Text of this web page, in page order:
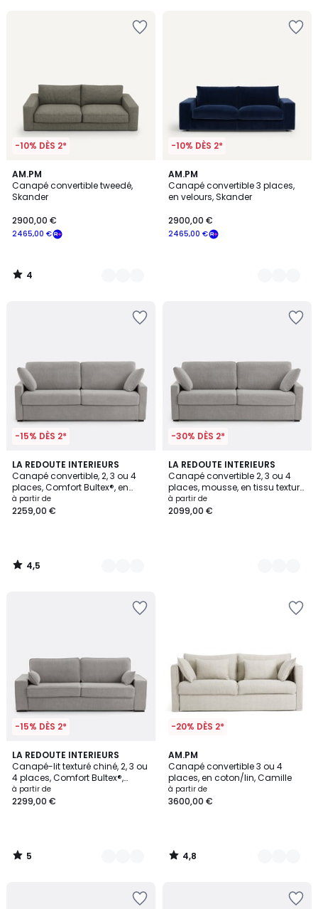
-10% DÈS 2*
AM.PM
Canapé convertible tweedé,
Skander
2465,00 €
2900,00 €
4
/
5
3
Couleurs
4
/
-10% DÈS 2*
AM.PM
Canapé convertible 3 places,
en velours, Skander
2465,00 €
2900,00 €
15
Couleurs
-15% DÈS 2*
LA REDOUTE INTERIEURS
Canapé convertible, 2, 3 ou 4
places, Comfort Bultex®, en
texturé chiné, TIMOR
à partir de
2259,00 €
4,5
/ 5
3
Couleurs
4,5
/
-30% DÈS 2*
LA REDOUTE INTERIEURS
Canapé convertible 2, 3 ou 4
places, mousse, en tissu texturé
chiné, TIMOR
à partir de
2099,00 €
3
Couleurs
-15% DÈS 2*
LA REDOUTE INTERIEURS
Canapé-lit texturé chiné, 2, 3 ou
4 places, Comfort Bultex®,
CÉCILIA
à partir de
2299,00 €
5
/
5
2
Couleurs
5
/
-20% DÈS 2*
AM.PM
Canapé convertible 3 ou 4
places, en coton/lin, Camille
à partir de
3600,00 €
4,8
/ 5
4
Couleurs
4,8
/